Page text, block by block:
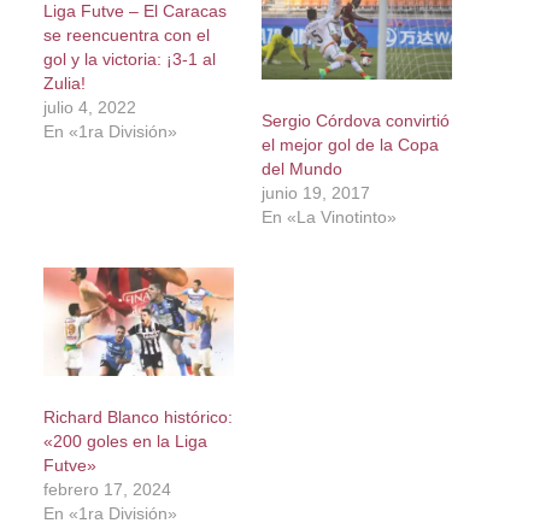
Liga Futve – El Caracas
se reencuentra con el
gol y la victoria: ¡3-1 al
Zulia!
julio 4, 2022
En «1ra División»
Sergio Córdova convirtió
el mejor gol de la Copa
del Mundo
junio 19, 2017
En «La Vinotinto»
Richard Blanco histórico:
«200 goles en la Liga
Futve»
febrero 17, 2024
En «1ra División»